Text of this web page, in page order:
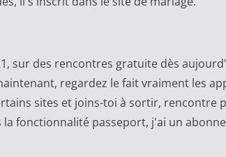
sur des rencontres gratuite dès
regardez le fait vraiment les
sites et joins-toi à sortir, rencontre
fonctionnalité passeport, j'ai un